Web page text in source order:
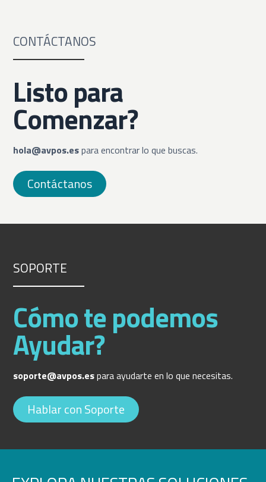
CONTÁCTANOS
Listo para
Comenzar?
hola@avpos.espara encontrar lo que buscas.
Contáctanos
SOPORTE
Cómo te podemos
Ayudar?
soporte@avpos.espara ayudarte en lo que necesitas.
Hablar con Soporte